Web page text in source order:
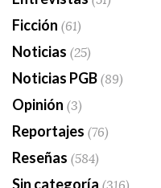
Ficción (61)
Noticias (25)
Noticias PGB(89)
Opinión (3)
Reportajes (76)
Reseñas (584)
Sin categoría